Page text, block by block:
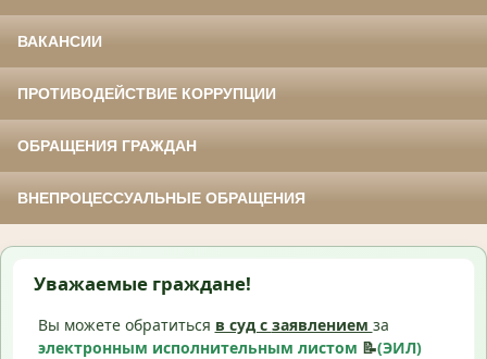
ВАКАНСИИ
ПРОТИВОДЕЙСТВИЕ КОРРУПЦИИ
ОБРАЩЕНИЯ ГРАЖДАН
ВНЕПРОЦЕССУАЛЬНЫЕ ОБРАЩЕНИЯ
Уважаемые граждане!
Вы можете обратиться в суд с заявлением за
электронным исполнительным листом 📝(ЭИЛ)